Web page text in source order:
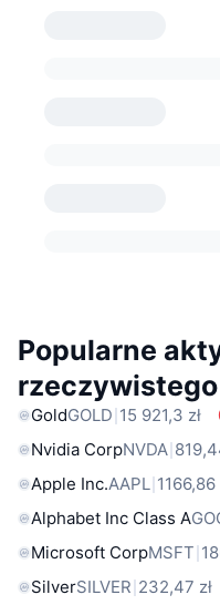
Popularne
rzeczywistego
GoldGOLD 15 921,3 zł
Nvidia CorpNVDA
Apple Inc.AAPL 1166,86
Alphabet Inc Class A
Microsoft CorpMSFT
SilverSILVER 232,47 zł